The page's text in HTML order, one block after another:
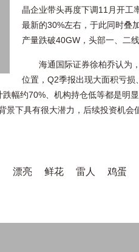
晶企业带头再度下调11月开工
最新的30%左右，于此同时叠
产量跌破40GW，头部一、二
海通国际证券徐柏乔认为
位置，Q2季报出现大面积亏
幅约70%、机构持仓低等都是明
景下具有很大潜力，后续投资机会
漂亮 鲜花 雷人 鸡蛋